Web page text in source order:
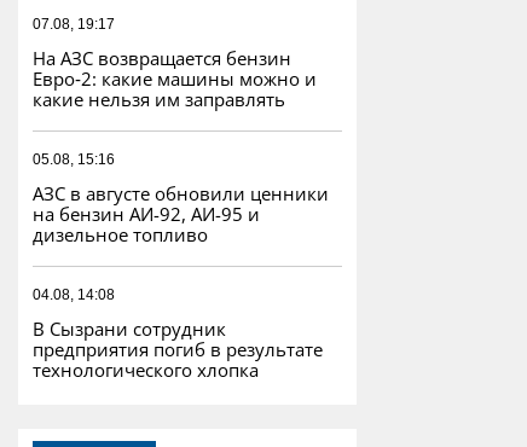
07.08, 19:17
На АЗС возвращается бензин
Евро‑2: какие машины можно и
какие нельзя им заправлять
05.08, 15:16
АЗС в августе обновили ценники
на бензин АИ-92, АИ-95 и
дизельное топливо
04.08, 14:08
В Сызрани сотрудник
предприятия погиб в результате
технологического хлопка